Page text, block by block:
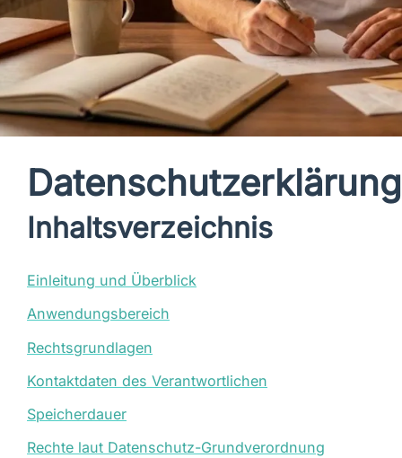
Datenschutzerklärung
Inhaltsverzeichnis
Einleitung und Überblick
Anwendungsbereich
Rechtsgrundlagen
Kontaktdaten des Verantwortlichen
Speicherdauer
Rechte laut Datenschutz-Grundverordnung